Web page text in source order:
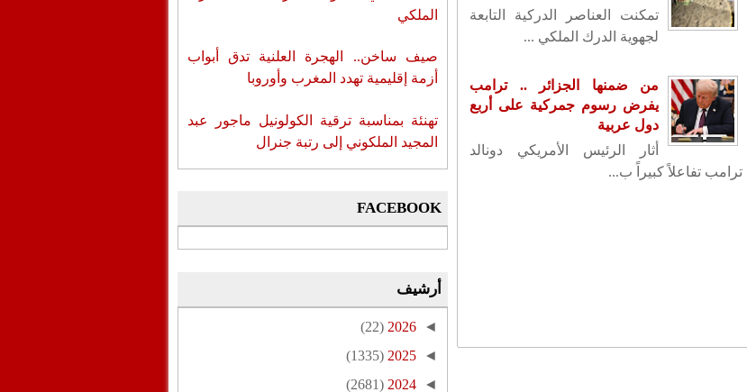
تمكنت العناصر الدركية التابعة
لجهوية الدرك الملكي ...
من ضمنها الجزائر .. ترامب
يفرض رسوم جمركية على أربع
دول عربية
أثار الرئيس الأمريكي دونالد
ترامب تفاعلاً كبيراً ب...
الملكي
صيف ساخن.. الهجرة العلنية تدق أبواب
أزمة إقليمية تهدد المغرب وأوروبا
تهنئة بمناسبة ترقية الكولونيل ماجور عبد
المجيد الملكوني إلى رتبة جنرال
FACEBOOK
أرشيف
◄
2026
(22)
◄
2025
(1335)
◄
2024
(2681)